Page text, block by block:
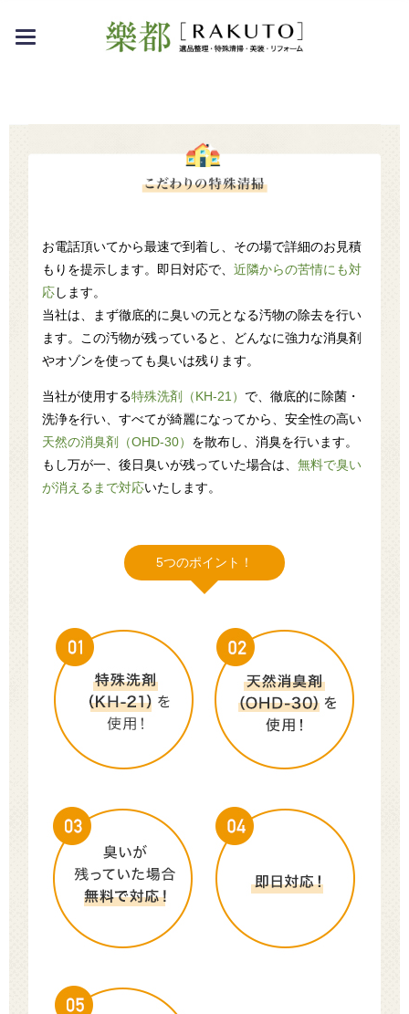
toggle
お電話頂いてから最速で到着し、その場で詳細のお見積
もりを提示します。即日対応で、近隣からの苦情にも対
応 します。
当社は、まず徹底的に臭いの元となる汚物の除去を行い
ます。この汚物が残っていると、どんなに強力な消臭剤
やオゾンを使っても臭いは残ります。
当社が使用する特殊洗剤（KH-21） で、徹底的に除菌・
洗浄を行い、すべてが綺麗になってから、安全性の高い
天然の消臭剤（OHD-30） を散布し、消臭を行います。
もし万が一、後日臭いが残っていた場合は、無料で臭い
が消えるまで対応いたします。
5つのポイント！